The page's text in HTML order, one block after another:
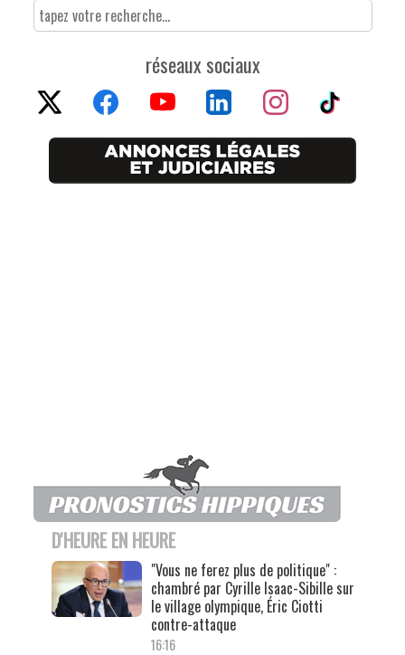
réseaux sociaux
D'HEURE EN HEURE
"Vous ne ferez plus de politique" :
chambré par Cyrille Isaac-Sibille sur
le village olympique, Éric Ciotti
contre-attaque
16:16